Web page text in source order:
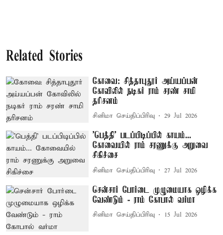
Related Stories
கோவை: சித்தாபுதூர் அய்யப்பன்
கோவிலில் நடிகர் ராம் சரண் சாமி
தரிசனம்
சினிமா செய்திப்பிரிவு 29 Jul 2026
'பெத்தி' படப்பிடிப்பில் காயம்...
கோவையில் ராம் சரணுக்கு அறுவை
சிகிச்சை
சினிமா செய்திப்பிரிவு 27 Jul 2026
சென்சார் போர்டை முழுமையாக ஒழிக்க
வேண்டும் - ராம் கோபால் வர்மா
சினிமா செய்திப்பிரிவு 15 Jul 2026